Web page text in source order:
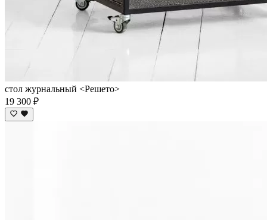
стол журнальный <Решето>
19 300 ₽